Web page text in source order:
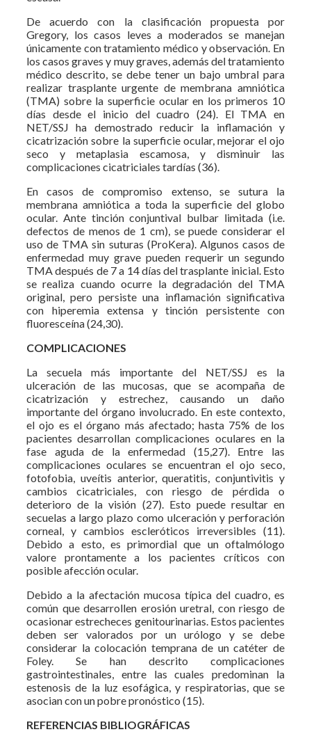
De acuerdo con la clasificación propuesta por
Gregory, los casos leves a moderados se manejan
únicamente con tratamiento médico y observación. En
los casos graves y muy graves, además del tratamiento
médico descrito, se debe tener un bajo umbral para
realizar trasplante urgente de membrana amniótica
(TMA) sobre la superficie ocular en los primeros 10
días desde el inicio del cuadro (24). El TMA en
NET/SSJ ha demostrado reducir la inflamación y
cicatrización sobre la superficie ocular, mejorar el ojo
seco y metaplasia escamosa, y disminuir las
complicaciones cicatriciales tardías (36).
En casos de compromiso extenso, se sutura la
membrana amniótica a toda la superficie del globo
ocular. Ante tinción conjuntival bulbar limitada (i.e.
defectos de menos de 1 cm), se puede considerar el
uso de TMA sin suturas (ProKera). Algunos casos de
enfermedad muy grave pueden requerir un segundo
TMA después de 7 a 14 días del trasplante inicial. Esto
se realiza cuando ocurre la degradación del TMA
original, pero persiste una inflamación significativa
con hiperemia extensa y tinción persistente con
fluoresceína (24,30).
COMPLICACIONES
La secuela más importante del NET/SSJ es la
ulceración de las mucosas, que se acompaña de
cicatrización y estrechez, causando un daño
importante del órgano involucrado. En este contexto,
el ojo es el órgano más afectado; hasta 75% de los
pacientes desarrollan complicaciones oculares en la
fase aguda de la enfermedad (15,27). Entre las
complicaciones oculares se encuentran el ojo seco,
fotofobia, uveítis anterior, queratitis, conjuntivitis y
cambios cicatriciales, con riesgo de pérdida o
deterioro de la visión (27). Esto puede resultar en
secuelas a largo plazo como ulceración y perforación
corneal, y cambios escleróticos irreversibles (11).
Debido a esto, es primordial que un oftalmólogo
valore prontamente a los pacientes críticos con
posible afección ocular.
Debido a la afectación mucosa típica del cuadro, es
común que desarrollen erosión uretral, con riesgo de
ocasionar estrecheces genitourinarias. Estos pacientes
deben ser valorados por un urólogo y se debe
considerar la colocación temprana de un catéter de
Foley. Se han descrito complicaciones
gastrointestinales, entre las cuales predominan la
estenosis de la luz esofágica, y respiratorias, que se
asocian con un pobre pronóstico (15).
REFERENCIAS BIBLIOGRÁFICAS